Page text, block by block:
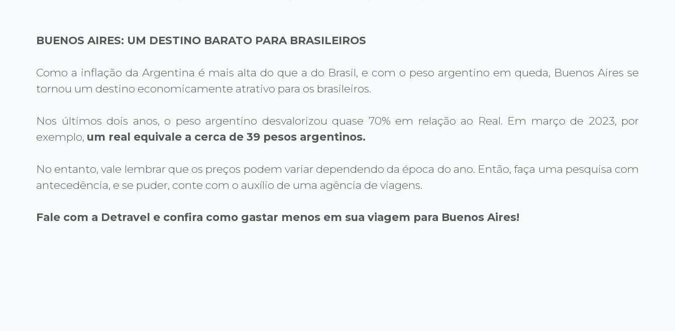
BUENOS AIRES: UM DESTINO BARATO PARA BRASILEIROS
Como a inflação da Argentina é mais alta do que a do Brasil, e com o peso argentino em queda, Buenos Aires se
tornou um destino economicamente atrativo para os brasileiros.
Nos últimos dois anos, o peso argentino desvalorizou quase 70% em relação ao Real. Em março de 2023, por
exemplo, um real equivale a cerca de 39 pesos argentinos.
No entanto, vale lembrar que os preços podem variar dependendo da época do ano. Então, faça uma pesquisa com
antecedência, e se puder, conte com o auxílio de uma agência de viagens.
Fale com a Detravel e confira como gastar menos em sua viagem para Buenos Aires!